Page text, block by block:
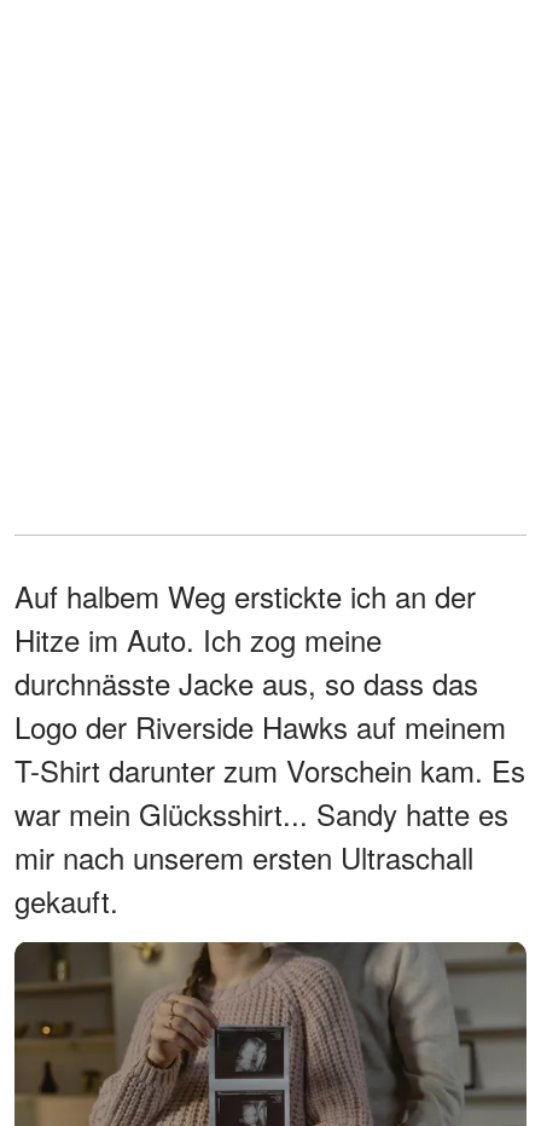
Auf halbem Weg erstickte ich an der
Hitze im Auto. Ich zog meine
durchnässte Jacke aus, so dass das
Logo der Riverside Hawks auf meinem
T-Shirt darunter zum Vorschein kam. Es
war mein Glücksshirt... Sandy hatte es
mir nach unserem ersten Ultraschall
gekauft.